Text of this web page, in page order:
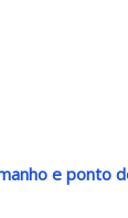
e ponto